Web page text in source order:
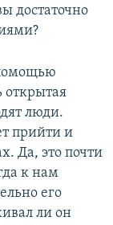
достаточно
открытая
люди.
прийти и
Да, это почти
к нам
его
ли он